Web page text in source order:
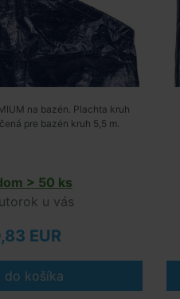
na bazén. Plachta kruh
pre bazén kruh 5,5 m.
> 50 ks
u vás
EUR
do košíka